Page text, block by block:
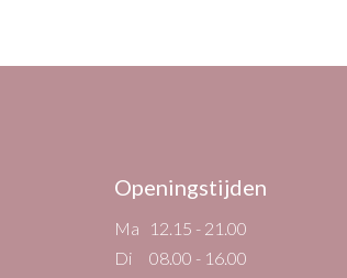
Openingstijden
Ma
12.15 - 21.00
Di
08.00 - 16.00